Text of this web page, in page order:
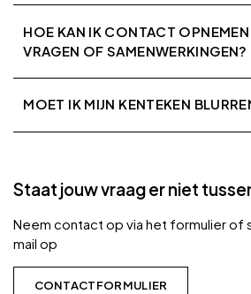
HOE KAN IK CONTACT
VRAGEN OF SAMENWERKINGEN?
MOET IK MIJN KENTEKEN
Staat jouw vraag er niet
Neem contact op via het formulier of
mail op
CONTACTFORMULIER